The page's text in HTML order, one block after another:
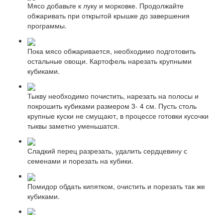
Мясо добавьте к луку и морковке. Продолжайте
обжаривать при открытой крышке до завершения
программы.
Пока мясо обжаривается, необходимо подготовить
остальные овощи. Картофель нарезать крупными
кубиками.
Тыкву необходимо почистить, нарезать на полосы и
покрошить кубиками размером 3- 4 см. Пусть столь
крупные куски не смущают, в процессе готовки кусочки
тыквы заметно уменьшатся.
Сладкий перец разрезать, удалить сердцевину с
семенами и порезать на кубики.
Помидор обдать кипятком, очистить и порезать так же
кубиками.